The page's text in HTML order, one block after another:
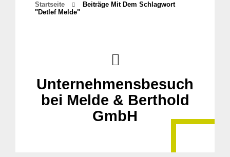
Startseite
Beiträge Mit Dem Schlagwort
"Detlef Melde"
Unternehmensbesuch
bei Melde & Berthold
GmbH